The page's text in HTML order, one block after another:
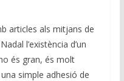
articles als mitjans de
l’existència d’un
és gran, és molt
simple adhesió de